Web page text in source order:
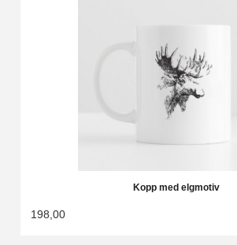
Kopp med elgmotiv
198,00